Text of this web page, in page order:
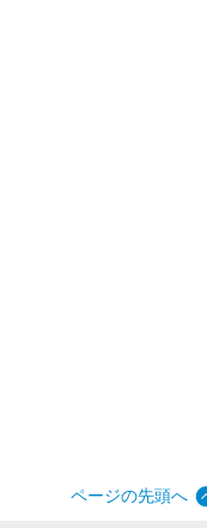
ページの先頭へ